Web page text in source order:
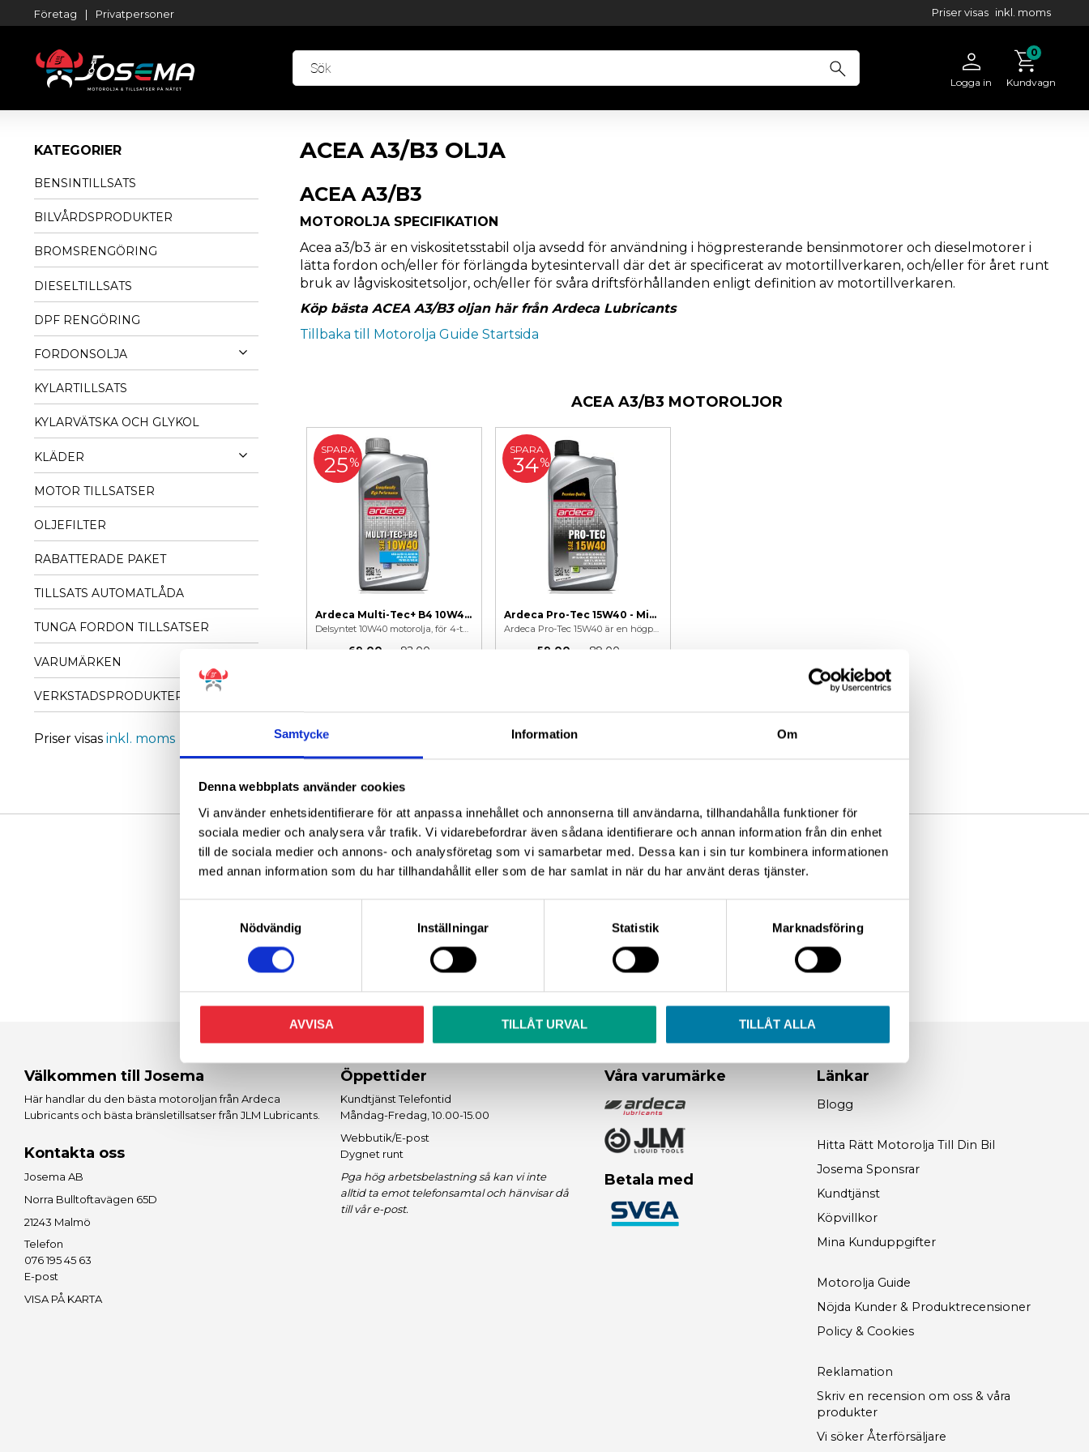
Samtycke Information Om
Denna webbplats använder cookies
Vi använder enhetsidentifierare för att anpassa innehållet och annonserna till användarna, tillhandahålla funktioner för
sociala medier och analysera vår trafik. Vi vidarebefordrar även sådana identifierare och annan information från din enhet
till de sociala medier och annons- och analysföretag som vi samarbetar med. Dessa kan i sin tur kombinera informationen
med annan information som du har tillhandahållit eller som de har samlat in när du har använt deras tjänster.
Nödvändig
Inställningar Statistik Marknadsföring
AVVISA TILLÅT URVAL TILLÅT ALLA
Företag | Privatpersoner Priser visas inkl. moms
Kundvagn
Logga in
ACEA A3/B3 OLJA
ACEA A3/B3
MOTOROLJA SPECIFIKATION
Acea a3/b3 är en viskositetsstabil olja avsedd för användning i högpresterande bensinmotorer och dieselmotorer i
lätta fordon och/eller för förlängda bytesintervall där det är specificerat av motortillverkaren, och/eller för året runt
bruk av lågviskositetsoljor, och/eller för svåra driftsförhållanden enligt definition av motortillverkaren.
Köp bästa ACEA A3/B3 oljan här från Ardeca Lubricants
Tillbaka till Motorolja Guide Startsida
ACEA A3/B3 MOTOROLJOR
Ardeca Multi-Tec+ B4 10W40 - Delsyntet
Delsyntet 10W40 motorolja, för 4-takts bensin el diesel, inkl dieselmotorer med direktinsprutning, Common Rail, HDI, CDI med flera.
69,00 92,00
SPARA
25%
Ardeca Pro-Tec 15W40 - Mineralolja
Ardeca Pro-Tec 15W40 är en högpresterande mineralolja för både bensin- och dieselmotorer.
59,00 89,00
SPARA
34%
KATEGORIER
BENSINTILLSATS
BILVÅRDSPRODUKTER
BROMSRENGÖRING
DIESELTILLSATS
DPF RENGÖRING
FORDONSOLJA
KYLARTILLSATS
KYLARVÄTSKA OCH GLYKOL
KLÄDER
MOTOR TILLSATSER
OLJEFILTER
RABATTERADE PAKET
TILLSATS AUTOMATLÅDA
TUNGA FORDON TILLSATSER
VARUMÄRKEN
VERKSTADSPRODUKTER
Priser visas inkl. moms
Nyhetsbrev
Dina personuppgifter behandlas i enlighet med vår integritetspolicy
Välkommen till Josema
Här handlar du den bästa motoroljan från Ardeca
Lubricants och bästa bränsletillsatser från JLM Lubricants.
Kontakta oss
Josema AB
Norra Bulltoftavägen 65D
21243 Malmö
Telefon
076 195 45 63
E-post
VISA PÅ KARTA
Öppettider
Kundtjänst Telefontid
Måndag-Fredag, 10.00-15.00
Webbutik/E-post
Dygnet runt
Pga hög arbetsbelastning så kan vi inte
alltid ta emot telefonsamtal och hänvisar då
till vår e-post.
Våra varumärke
Betala med
Länkar
Blogg
Hitta Rätt Motorolja Till Din Bil
Josema Sponsrar
Kundtjänst
Köpvillkor
Mina Kunduppgifter
Motorolja Guide
Nöjda Kunder & Produktrecensioner
Policy & Cookies
Reklamation
Skriv en recension om oss & våra
produkter
Vi söker Återförsäljare